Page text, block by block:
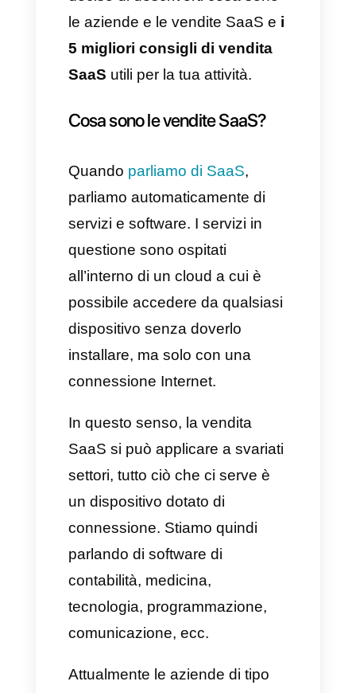
proposte più economiche,
maggiore innovazione,
promozioni e offerte più
convenienti, ecc. Tutto questo
di vita di una vendita SaaS;
precedenza, le aziende non
dovrebbero mai smettere di
acquisire nuovi clienti perché le
porterebbe ad uno stallo nella
crescita e nell’influenza sul
Ecco perché oggi abbiamo
deciso di descriverti cosa sono
le aziende e le vendite SaaS e
5 migliori consigli di vendita
SaaSutili per la tua attività.
Cosa sono le vendite SaaS?